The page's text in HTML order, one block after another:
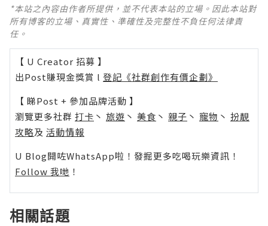
*本站之內容由作者所提供，並不代表本站的立場。因此本站對
所有博客的立場、真實性、準確性及完整性不負任何法律責
任。
【 U Creator 招募 】
出Post賺現金獎賞 l 登記《社群創作有價企劃》
【 睇Post + 參加品牌活動 】
瀏覽更多社群 打卡 丶 旅遊 丶 美食 丶 親子 丶 寵物 丶 扮靚
攻略及 活動情報
U Blog開咗WhatsApp啦！發掘更多吃喝玩樂資訊！
Follow 我哋 ！
相關話題